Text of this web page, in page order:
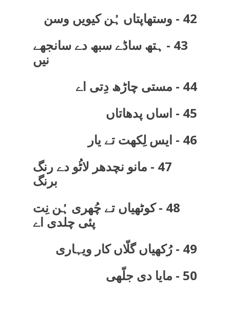
50 - مایا دی جلّھی
49 - رُکھیاں گلّاں کار ویہاری
48 - کوٹھیاں تے چُھری ہُن نِت
پئی چلدی اے
47 - مانو نچدھر لاٹُو دے رنگ
برنگ
46 - ایس لِکھت تے یار
45 - اساں پدھاتاں
44 - مستی چاڑھ دِتی اے
43 - ہتھ ساڈے سبھ دے سانجھے
نیں
42 - وستھاپتاں ہُن کیویں وسن